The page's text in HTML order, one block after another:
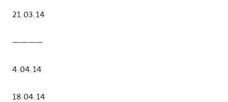
21.03.14
————
4.04.14
18.04.14